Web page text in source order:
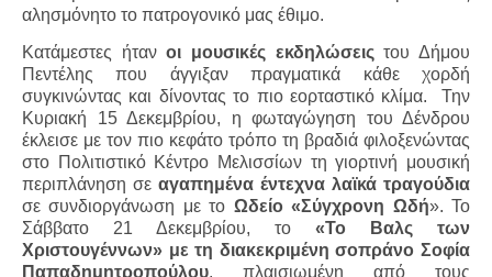
αλησμόνητο το πατρογονικό μας έθιμο.
Κατάμεστες ήτανοι μουσικές εκδηλώσειςτου Δήμου
Πεντέλης που άγγιξαν πραγματικά κάθε χορδή
συγκινώντας και δίνοντας το πιο εορταστικό κλίμα.
Την
Κυριακή 15 Δεκεμβρίου, η φωταγώγηση του Δένδρου
έκλεισε με τον πιο κεφάτο τρόπο τη βραδιά φιλοξενώντας
στο Πολιτιστικό Κέντρο Μελισσίων τη γιορτινή μουσική
περιπλάνηση σε αγαπημένα έντεχνα λαϊκά τραγούδια
σε συνδιοργάνωση με το Ωδείο «Σύγχρονη Ωδή». Το
Σάββατο 21 Δεκεμβρίου, το «Το Βαλς των
Χριστουγέννων» με τη διακεκριμένη σοπράνο Σοφία
Παπαδημητροπούλου, πλαισιωμένη από τους